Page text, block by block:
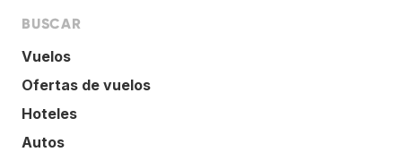
BUSCAR
Vuelos
Ofertas de vuelos
Hoteles
Autos